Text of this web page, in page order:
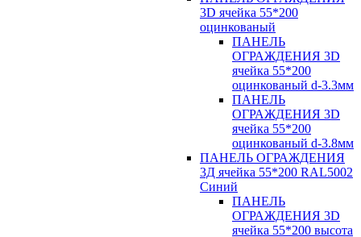
3D ячейка 55*200
оцинкованый
ПАНЕЛЬ
ОГРАЖДЕНИЯ 3D
ячейка 55*200
оцинкованый d-3.3мм
ПАНЕЛЬ
ОГРАЖДЕНИЯ 3D
ячейка 55*200
оцинкованый d-3.8мм
ПАНЕЛЬ ОГРАЖДЕНИЯ
3Д ячейка 55*200 RAL5002
Синий
ПАНЕЛЬ
ОГРАЖДЕНИЯ 3D
ячейка 55*200 высота